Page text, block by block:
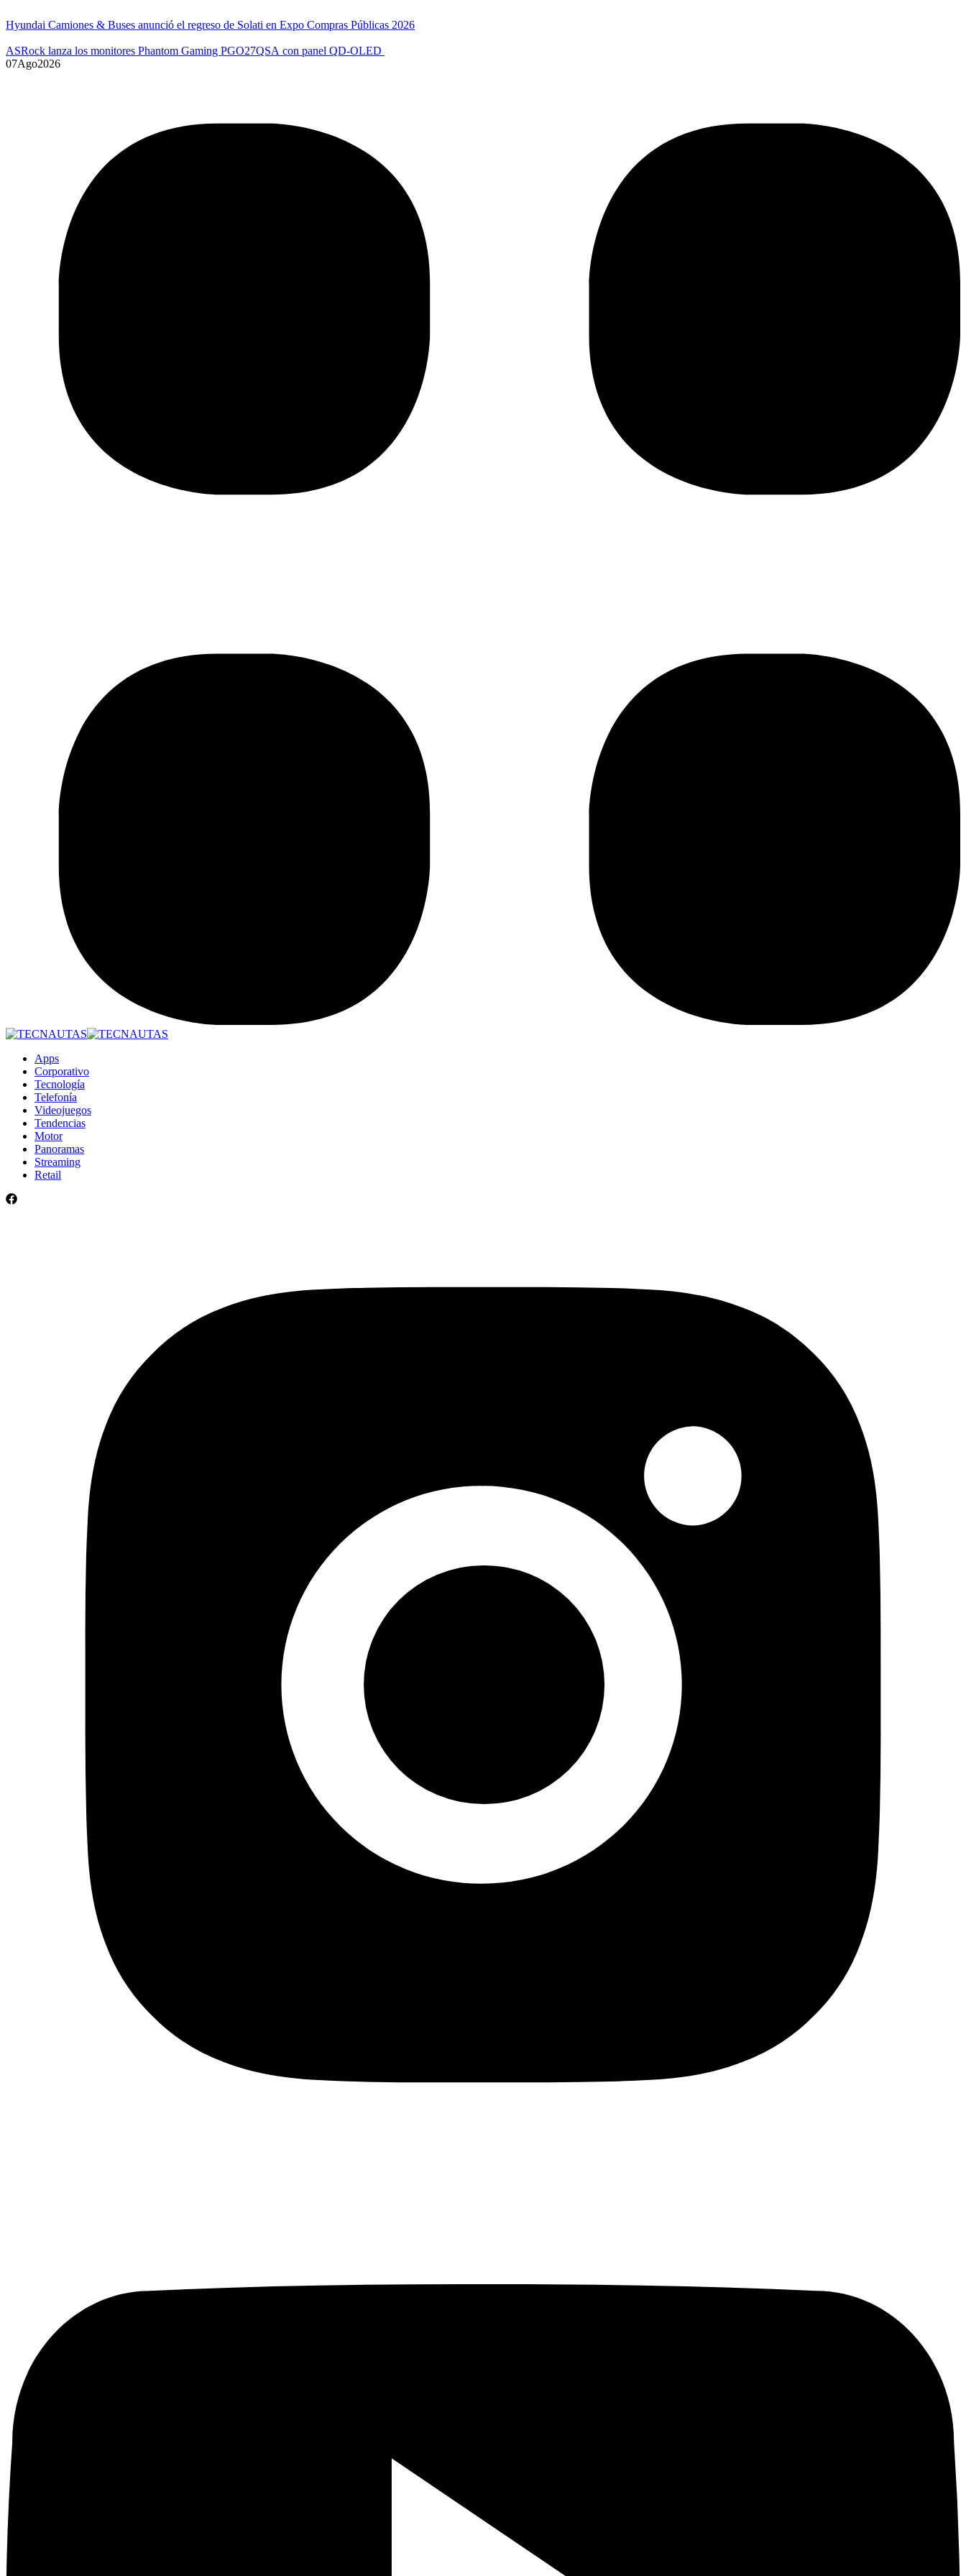
Hyundai Camiones & Buses anunció el regreso de Solati en Expo Compras Públicas 2026
ASRock lanza los monitores Phantom Gaming PGO27QSA con panel QD-OLED
07Ago2026
Apps
Corporativo
Tecnología
Telefonía
Videojuegos
Tendencias
Motor
Panoramas
Streaming
Retail